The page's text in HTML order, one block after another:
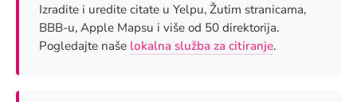
Izradite i uredite citate u Yelpu, Žutim stranicama,
BBB-u, Apple Mapsu i više od 50 direktorija.
Pogledajte naše lokalna služba za citiranje.